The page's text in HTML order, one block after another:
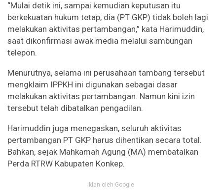
“Mulai detik ini, sampai kemudian keputusan itu
berkekuatan hukum tetap, dia (PT GKP) tidak boleh lagi
melakukan aktivitas pertambangan,” kata Harimuddin,
saat dikonfirmasi awak media melalui sambungan
telepon.
Menurutnya, selama ini perusahaan tambang tersebut
mengklaim IPPKH ini digunakan sebagai dasar
melakukan aktivitas pertambangan. Namun kini izin
tersebut telah dibatalkan pengadilan.
Harimuddin juga menegaskan, seluruh aktivitas
pertambangan PT GKP harus dihentikan secara total.
Bahkan, sejak Mahkamah Agung (MA) membatalkan
Perda RTRW Kabupaten Konkep.
Iklan oleh Google